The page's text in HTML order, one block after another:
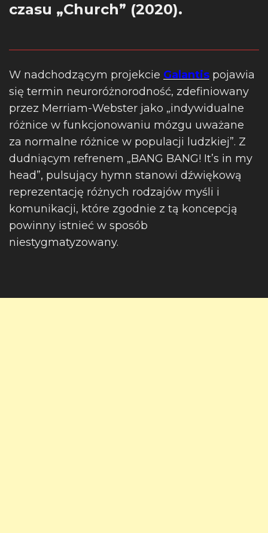
czasu „Church” (2020).
W nadchodzącym projekcie Galantis pojawia
się termin neuroróżnorodność, zdefiniowany
przez Merriam-Webster jako „indywidualne
różnice w funkcjonowaniu mózgu uważane
za normalne różnice w populacji ludzkiej”. Z
dudniącym refrenem „BANG BANG! It’s in my
head”, pulsujący hymn stanowi dźwiękową
reprezentację różnych rodzajów myśli i
komunikacji, które zgodnie z tą koncepcją
powinny istnieć w sposób
niestygmatyzowany.